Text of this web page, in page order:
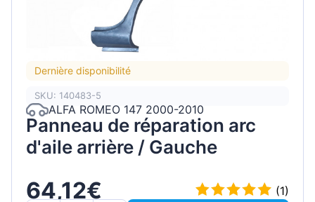
Dernière disponibilité
SKU: 140483-5
ALFA ROMEO 147 2000-2010
Panneau de réparation arc
d'aile arrière / Gauche
64,12€
(1)